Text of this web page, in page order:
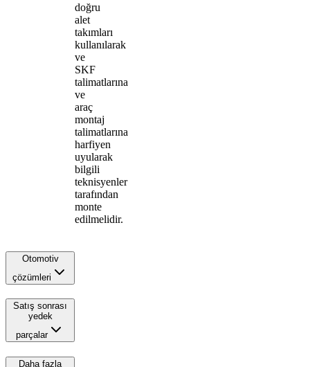
doğru
alet
takımları
kullanılarak
ve
SKF
talimatlarına
ve
araç
montaj
talimatlarına
harfiyen
uyularak
bilgili
teknisyenler
tarafından
monte
edilmelidir.
Otomotiv
çözümleri
Satış sonrası
yedek
parçalar
Daha fazla